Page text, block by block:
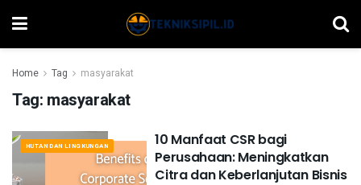
Home Tag masyarakat
Tag: masyarakat
HUTAN DAN LINGKUNGAN
10 Manfaat CSR bagi
Perusahaan: Meningkatkan
Citra dan Keberlanjutan Bisnis